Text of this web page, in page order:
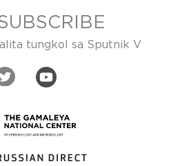
tungkol sa Sputnik V